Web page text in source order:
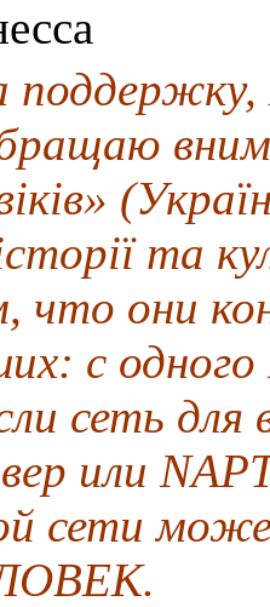
поддержку,
та
что они
с
сеть
или
сети